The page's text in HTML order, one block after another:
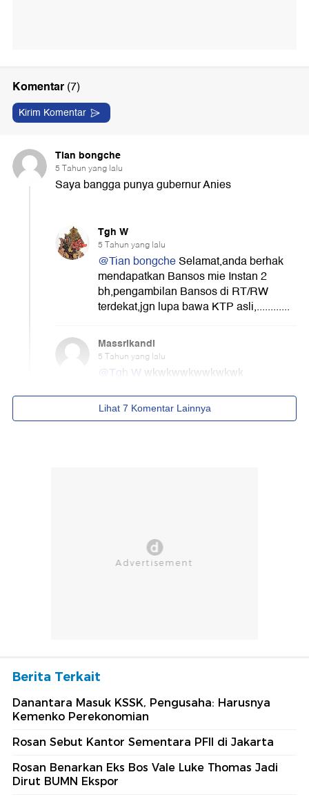
Berita Terkait
Danantara Masuk KSSK, Pengusaha: Harusnya
Kemenko Perekonomian
Rosan Sebut Kantor Sementara PFII di Jakarta
Rosan Benarkan Eks Bos Vale Luke Thomas Jadi
Dirut BUMN Ekspor